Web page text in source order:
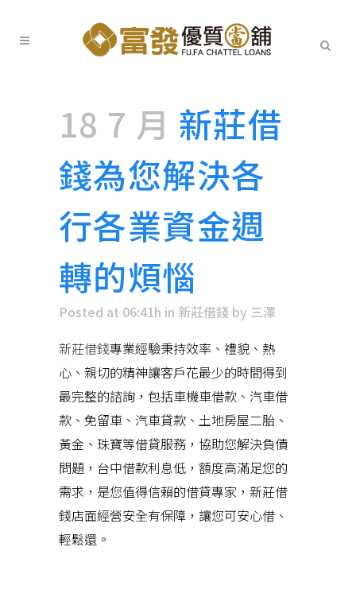
18 7 月 新莊借
錢為您解決各
行各業資金週
轉的煩惱
Posted at 06:41h in 新莊借錢 by 三澤
新莊借錢專業經驗秉持效率、禮貌、熱
心、親切的精神讓客戶花最少的時間得到
最完整的諮詢，包括車機車借款、汽車借
款、免留車、汽車貸款、土地房屋二胎、
黃金、珠寶等借貸服務，協助您解決負債
問題，台中借款利息低，額度高滿足您的
需求，是您值得信賴的借貸專家，新莊借
錢店面經營安全有保障，讓您可安心借、
輕鬆還。